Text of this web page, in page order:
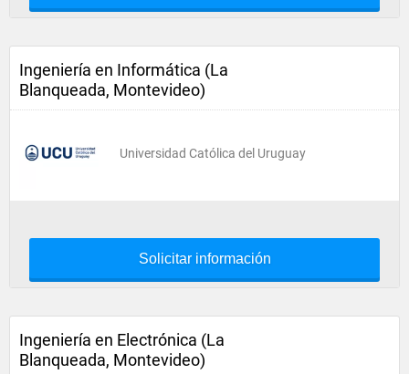
Ingeniería en Informática (La
Blanqueada, Montevideo)
Universidad Católica del Uruguay
Solicitar información
Ingeniería en Electrónica (La
Blanqueada, Montevideo)